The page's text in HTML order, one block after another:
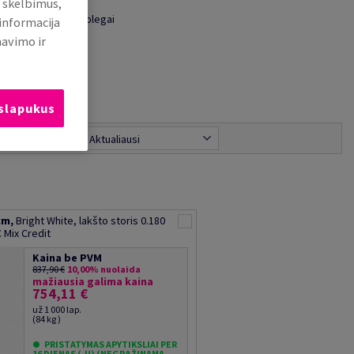
Nusiųsti kolegai
Aktualiausi
Bright White, lakšto storis 0.180
Mix Credit
Kaina be PVM
837,90 € 10,00% nuolaida
mažiausia galima kaina
754,11 €
už 1 000 lap.
(84 kg )
PRISTATYMAS APYTIKSLIAI PER
ir